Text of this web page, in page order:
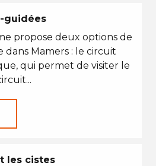
guidées
propose deux options de
dans Mamers : le circuit
qui permet de visiter le
les cistes